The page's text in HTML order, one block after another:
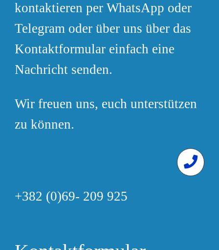
kontaktieren per WhatsApp oder
Telegram oder über uns über das
Kontaktformular einfach eine
Nachricht senden.
Wir freuen uns, euch unterstützen
zu können.
+382 (0)69- 209 925